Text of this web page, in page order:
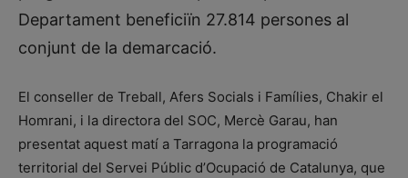
Departament beneficiïn 27.814 persones al
conjunt de la demarcació.
El conseller de Treball, Afers Socials i Famílies, Chakir el
Homrani, i la directora del SOC, Mercè Garau, han
presentat aquest matí a Tarragona la programació
territorial del Servei Públic d’Ocupació de Catalunya, que